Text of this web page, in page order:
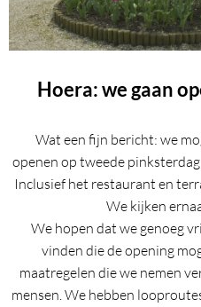
Hoera: we gaan
Wat een fijn bericht: we
openen op tweede
Inclusief het restaurant en
We kijken
We hopen dat we genoeg
vinden die de opening
maatregelen die we nemen
mensen. We hebben